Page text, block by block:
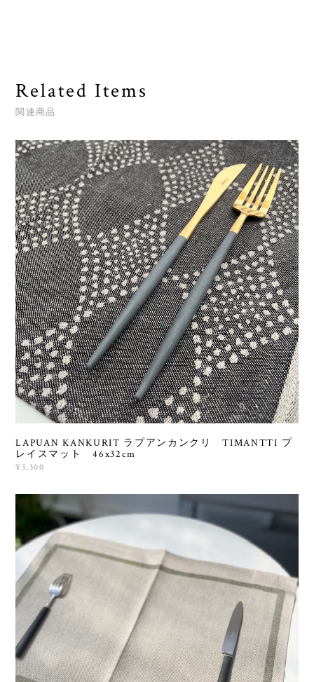
Related Items
関連商品
LAPUAN KANKURIT ラプアンカンクリ TIMANTTI プ
レイスマット 46x32cm
¥3,300